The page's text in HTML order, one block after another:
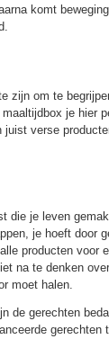
komt
zijn om te
je hier
verse
die je leven
je hoeft door
producten voor
na te denken
moet halen.
de gerechten